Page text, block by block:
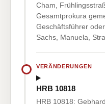
Cham,
Gesamtprokura
Geschäftsführer
Sachs, Manuela,
VERÄNDERUNGEN
HRB 10818
HRB 10818: